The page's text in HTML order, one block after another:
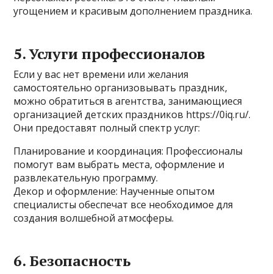
угощением и красивым дополнением праздника.
5. Услуги профессионалов
Если у вас нет времени или желания
самостоятельно организовывать праздник,
можно обратиться в агентства, занимающиеся
организацией детских праздников https://0iq.ru/.
Они предоставят полный спектр услуг:
Планирование и координация: Профессионалы
помогут вам выбрать места, оформление и
развлекательную программу.
Декор и оформление: Наученные опытом
специалисты обеспечат все необходимое для
создания волшебной атмосферы.
6. Безопасность